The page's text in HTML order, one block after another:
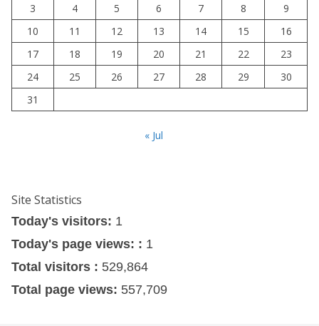
3
4 5 6 7 8
9
10
11 12 13 14 15
16
17
18 19 20 21 22
23
24
25 26 27 28 29
30
31
« Jul
Site Statistics
Today's visitors: 1
Today's page views: : 1
Total visitors : 529,864
Total page views: 557,709